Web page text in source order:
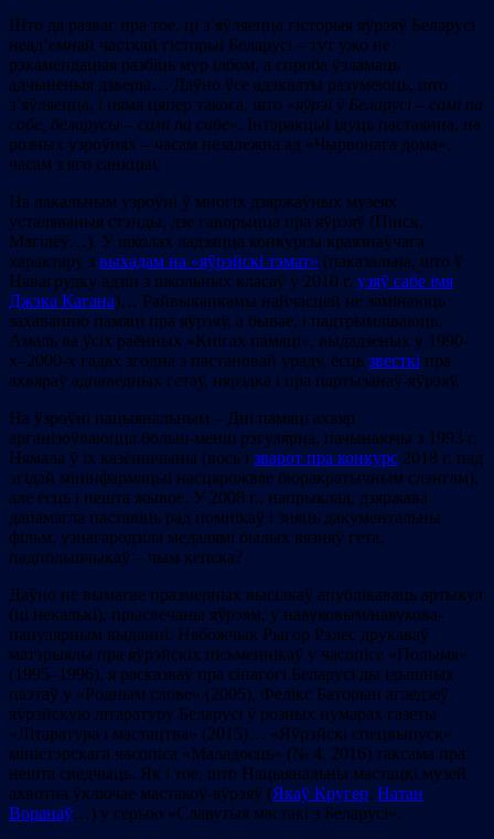
Што да разваг пра тое, ці з’яўляецца гісторыя яўрэяў Беларусі
неад’емнай часткай гісторыі Беларусі – тут ужо не
рэкамендацыя разбіць мур ілбом, а спроба ўзламаць
адчыненыя дзверы… Даўно ўсе адэкваты разумеюць, што
з’яўляецца, і няма цяпер такога, што «яўрэі ў Беларусі – самі па
сабе, беларусы – самі па сабе». Інтэракцыі ідуць пастаянна, на
розных узроўнях – часам незалежна ад «Чырвонага дома»,
часам з яго санкцыі.
На лакальным узроўні ў многіх дзяржаўных музеях
усталяваныя стэнды, дзе гаворыцца пра яўрэяў (Пінск,
Магілёў…). У школах ладзяцца конкурсы краязнаўчага
характару з выхадам на «яўрэйскі тэмат» (паказальна, што ў
Навагрудку адзін з школьных класаў у 2010 г. узяў сабе імя
Джэка Кагана)… Райвыканкамы найчасцей не замінаюць
захаванню памяці пра яўрэяў, а бывае, і падтрымліваюць.
Амаль ва ўсіх раённых «Кнігах памяці», выдадзеных у 1990-
х–2000-х гадах згодна з пастановай ураду, ёсць звесткі пра
ахвяраў адпаведных гетаў, нярэдка і пра партызанаў-яўрэяў.
На ўзроўні нацыянальным – Дні памяці ахвяр
арганізоўваюцца больш-менш рэгулярна, пачынаючы з 1993 г.
Нямала ў іх казёншчыны (вось і зварот пра конкурс 2018 г. пад
эгідай мінінфармацыі насцярожвае бюракратычным слэнгам),
але ёсць і нешта жывое. У 2008 г., напрыклад, дзяржава
дапамагла паставіць рад помнікаў і зняць дакументальны
фільм, узнагародзіла медалямі былых вязняў гета,
падпольшчыкаў – чым кепска?
Даўно не вымагае празмерных высілкаў апублікаваць артыкул
(ці некалькі), прысвечаны яўрэям, у навуковым/навукова-
папулярным выданні. Нябожчык Рыгор Рэлес друкаваў
матэрыялы пра яўрэйскіх пісьменнікаў у часопісе «Полымя»
(1995–1996), я расказваў пра сінагогі Беларусі ды ідышных
паэтаў у «Родным слове» (2005), Фелікс Баторын агледзеў
яўрэйскую літаратуру Беларусі ў розных нумарах газеты
«Літаратура і мастацтва» (2015)… «Яўрэйскі спецвыпуск»
міністэрскага часопіса «Маладосць» (№ 4, 2016) таксама пра
нешта сведчыць. Як і тое, што Нацыянальны мастацкі музей
ахвотна ўключае мастакоў-яўрэяў (Якаў Кругер, Натан
Воранаў…) у серыю «Славутыя мастакі з Беларусі».